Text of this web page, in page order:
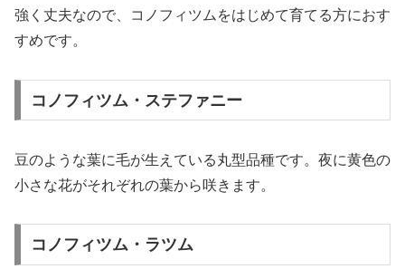
強く丈夫なので、コノフィツムをはじめて育てる方におす
すめです。
コノフィツム・ステファニー
豆のような葉に毛が生えている丸型品種です。夜に黄色の
小さな花がそれぞれの葉から咲きます。
コノフィツム・ラツム